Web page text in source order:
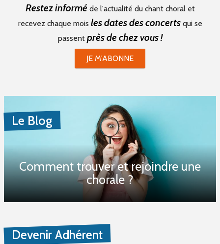
Restez informé de l'actualité du chant choral et
recevez chaque mois les dates des concertsqui se
passent près de chez vous !
JE M'ABONNE
Le Blog
Comment trouver et rejoindre une
chorale ?
Devenir Adhérent